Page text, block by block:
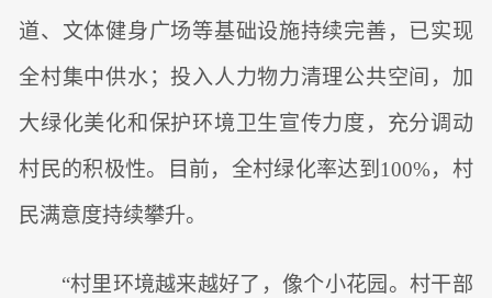
道、文体健身广场等基础设施持续完善，已实现
全村集中供水；投入人力物力清理公共空间，加
大绿化美化和保护环境卫生宣传力度，充分调动
村民的积极性。目前，全村绿化率达到100%，村
民满意度持续攀升。
“村里环境越来越好了，像个小花园。村干部